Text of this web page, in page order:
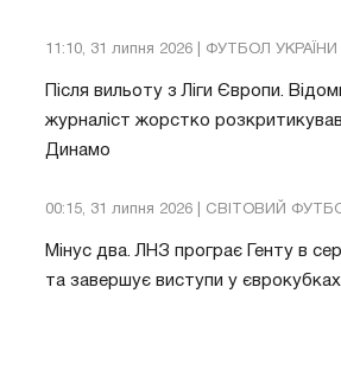
11:10, 31 липня 2026 | ФУТБОЛ УКРАЇНИ
Після вильоту з Ліги Європи.
журналіст жорстко розкритикував
Динамо
00:15, 31 липня 2026 | СВІТОВИЙ
Мінус два. ЛНЗ програє Генту в
та завершує виступи у